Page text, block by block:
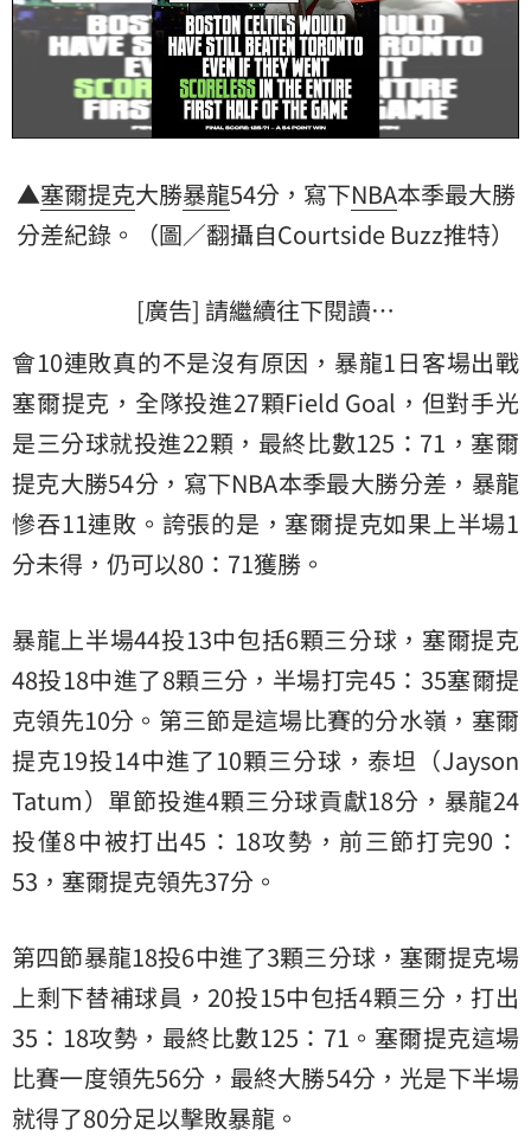
▲塞爾提克大勝暴龍54分，寫下NBA本季最大勝
分差紀錄。（圖／翻攝自Courtside Buzz推特）
[廣告] 請繼續往下閱讀…
會10連敗真的不是沒有原因，暴龍1日客場出戰
塞爾提克，全隊投進27顆Field Goal，但對手光
是三分球就投進22顆，最終比數125：71，塞爾
提克大勝54分，寫下NBA本季最大勝分差，暴龍
慘吞11連敗。誇張的是，塞爾提克如果上半場1
分未得，仍可以80：71獲勝。
暴龍上半場44投13中包括6顆三分球，塞爾提克
48投18中進了8顆三分，半場打完45：35塞爾提
克領先10分。第三節是這場比賽的分水嶺，塞爾
提克19投14中進了10顆三分球，泰坦（Jayson
Tatum）單節投進4顆三分球貢獻18分，暴龍24
投僅8中被打出45：18攻勢，前三節打完90：
53，塞爾提克領先37分。
第四節暴龍18投6中進了3顆三分球，塞爾提克場
上剩下替補球員，20投15中包括4顆三分，打出
35：18攻勢，最終比數125：71。塞爾提克這場
比賽一度領先56分，最終大勝54分，光是下半場
就得了80分足以擊敗暴龍。